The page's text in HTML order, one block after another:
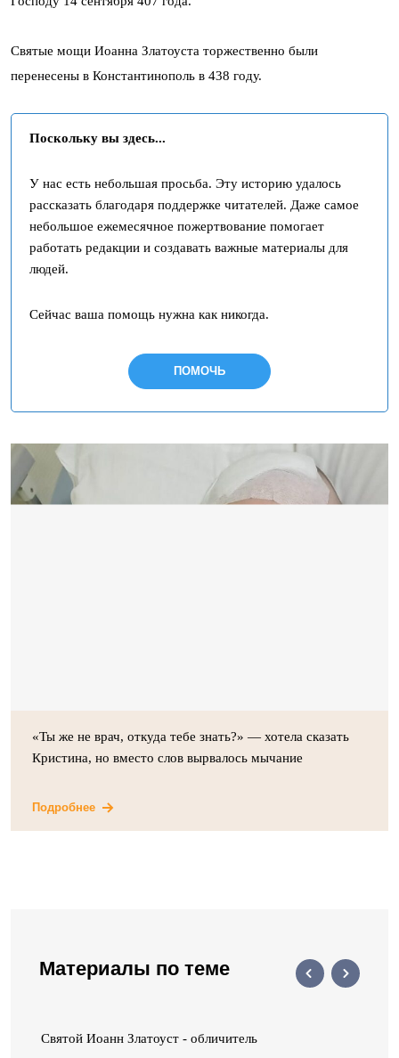
Святые мощи Иоанна Златоуста торжественно были
перенесены в Константинополь в 438 году.
Поскольку вы здесь...
У нас есть небольшая просьба. Эту историю удалось
рассказать благодаря поддержке читателей. Даже самое
небольшое ежемесячное пожертвование помогает
работать редакции и создавать важные материалы для
людей.
Сейчас ваша помощь нужна как никогда.
ПОМОЧЬ
«Ты же не врач, откуда тебе знать?» — хотела сказать
Кристина, но вместо слов вырвалось мычание
Подробнее
Материалы по теме
Святой Иоанн Златоуст - обличитель